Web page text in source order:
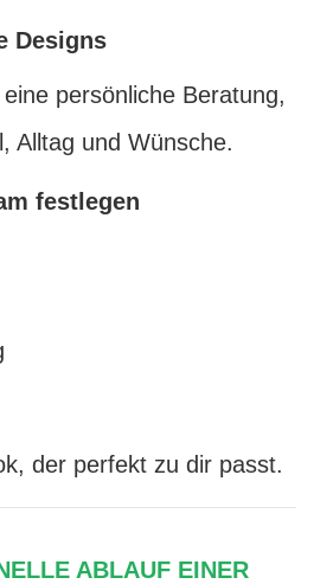
Designs
persönliche Beratung,
Alltag und Wünsche.
festlegen
der perfekt zu dir passt.
ABLAUF EINER